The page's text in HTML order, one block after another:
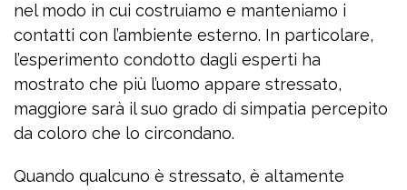
nel modo in cui costruiamo e manteniamo i
contatti con l’ambiente esterno. In particolare,
l’esperimento condotto dagli esperti ha
mostrato che più l’uomo appare stressato,
maggiore sarà il suo grado di simpatia percepito
da coloro che lo circondano.
Quando qualcuno è stressato, è altamente